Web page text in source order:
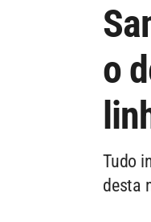
o
Tudo
desta